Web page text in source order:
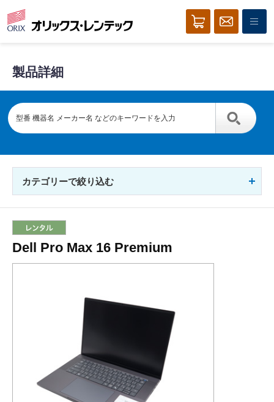
製品詳細
カテゴリーで絞り込む
Dell Pro Max 16 Premium